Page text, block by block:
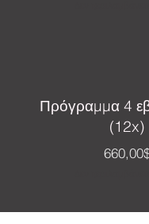
Πρόγραμμα 4
(12x)